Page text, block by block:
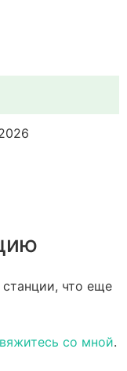
что еще
со мной.